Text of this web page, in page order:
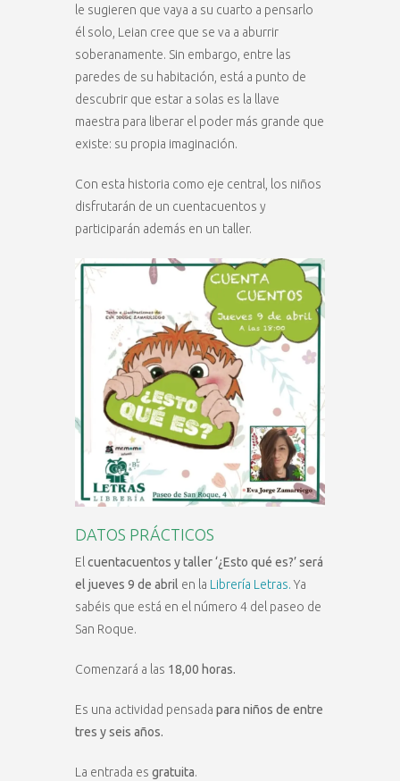
le sugieren que vaya a su cuarto a pensarlo
él solo, Leian cree que se va a aburrir
soberanamente. Sin embargo, entre las
paredes de su habitación, está a punto de
descubrir que estar a solas es la llave
maestra para liberar el poder más grande que
existe: su propia imaginación.
Con esta historia como eje central, los niños
disfrutarán de un cuentacuentos y
participarán además en un taller.
DATOS PRÁCTICOS
El cuentacuentos y taller ‘¿Esto qué es?’ será
el jueves 9 de abril en la Librería Letras. Ya
sabéis que está en el número 4 del paseo de
San Roque.
Comenzará a las 18,00 horas.
Es una actividad pensada para niños de entre
tres y seis años.
La entrada es gratuita.